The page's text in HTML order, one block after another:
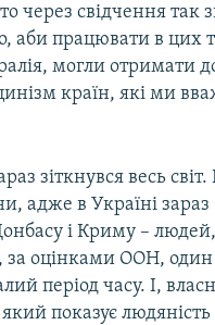
через свідчення так
аби працювати в цих
могли отримати
країн, які ми
зіткнувся весь світ.
адже в Україні зараз
і Криму – людей,
за оцінками ООН, один
період часу. І,
показує людяність